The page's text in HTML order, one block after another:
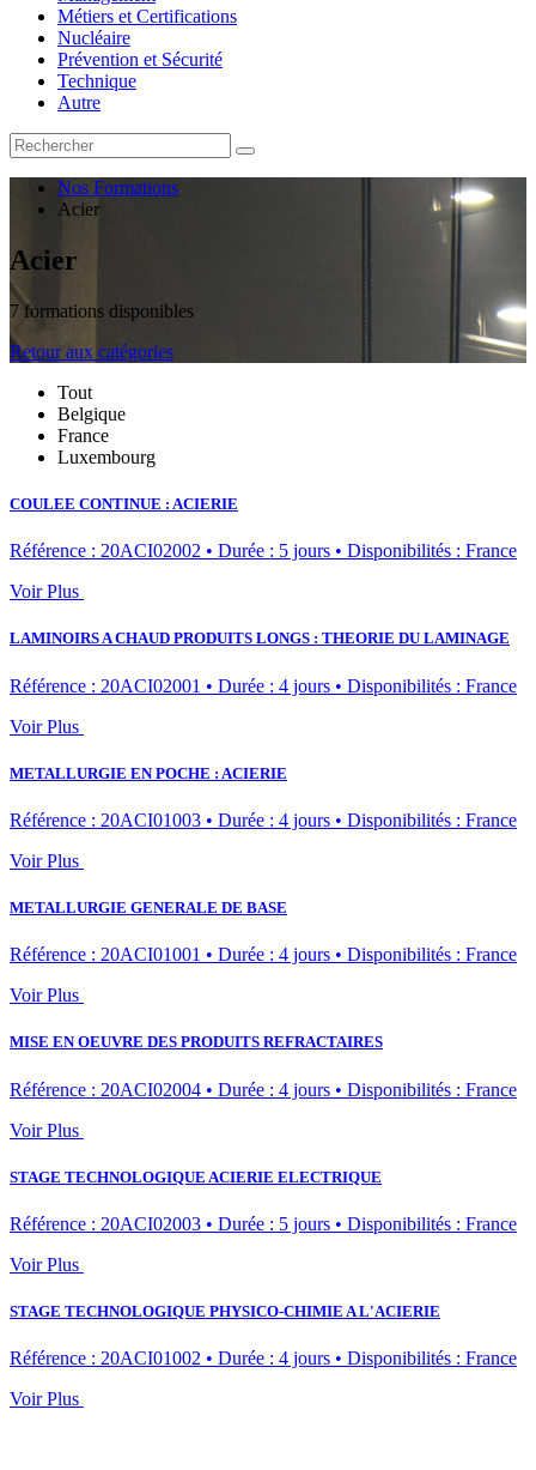
Métiers et Certifications
Nucléaire
Prévention et Sécurité
Technique
Autre
Nos Formations
Acier
Acier
7 formations disponibles
Retour aux catégories
Tout
Belgique
France
Luxembourg
COULEE CONTINUE : ACIERIE
Référence : 20ACI02002 • Durée : 5 jours • Disponibilités : France
Voir Plus
LAMINOIRS A CHAUD PRODUITS LONGS : THEORIE DU LAMINAGE
Référence : 20ACI02001 • Durée : 4 jours • Disponibilités : France
Voir Plus
METALLURGIE EN POCHE : ACIERIE
Référence : 20ACI01003 • Durée : 4 jours • Disponibilités : France
Voir Plus
METALLURGIE GENERALE DE BASE
Référence : 20ACI01001 • Durée : 4 jours • Disponibilités : France
Voir Plus
MISE EN OEUVRE DES PRODUITS REFRACTAIRES
Référence : 20ACI02004 • Durée : 4 jours • Disponibilités : France
Voir Plus
STAGE TECHNOLOGIQUE ACIERIE ELECTRIQUE
Référence : 20ACI02003 • Durée : 5 jours • Disponibilités : France
Voir Plus
STAGE TECHNOLOGIQUE PHYSICO-CHIMIE A L'ACIERIE
Référence : 20ACI01002 • Durée : 4 jours • Disponibilités : France
Voir Plus